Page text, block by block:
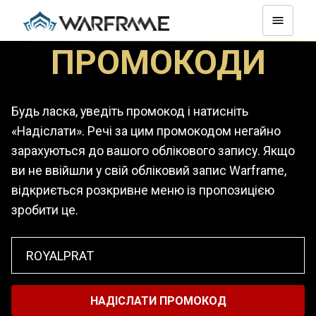
ПРОМОКОДИ
Будь ласка, уведіть промокод і натисніть
«Надіслати». Речі за цим промокодом негайно
зарахуються до вашого облікового запису. Якщо
ви не ввійшли у свій обліковий запис Warframe,
відкриється розкривне меню із пропозицією
зробити це.